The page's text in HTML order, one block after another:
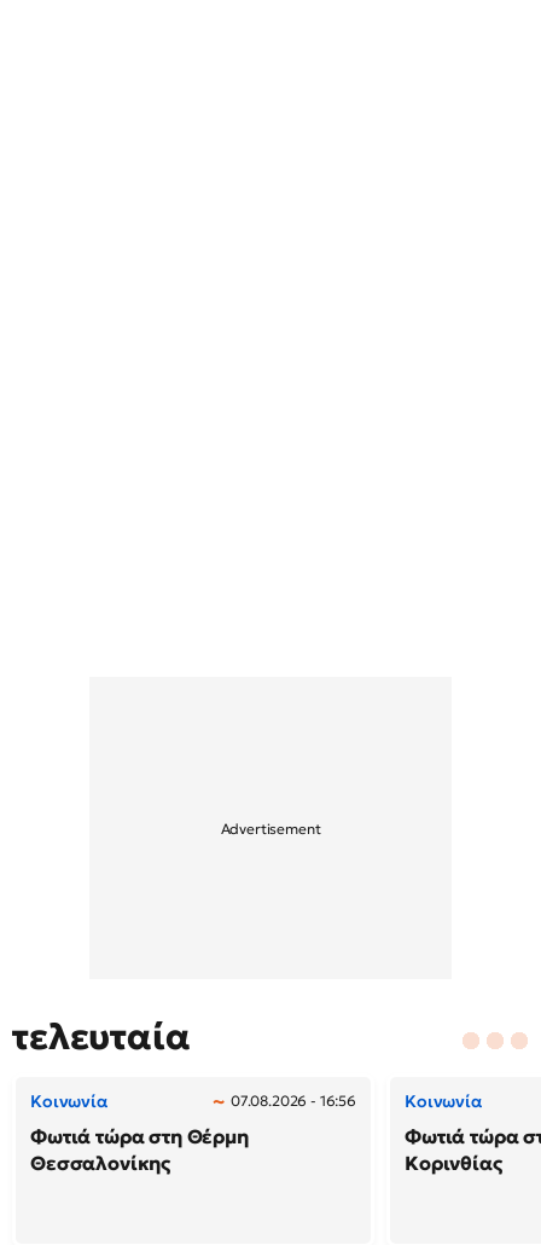
τελευταία
Κοινωνία 07.08.2026 - 16:56
Φωτιά τώρα στη Θέρμη
Θεσσαλονίκης
Κοινωνία
Φωτιά τώρα
Κορινθίας